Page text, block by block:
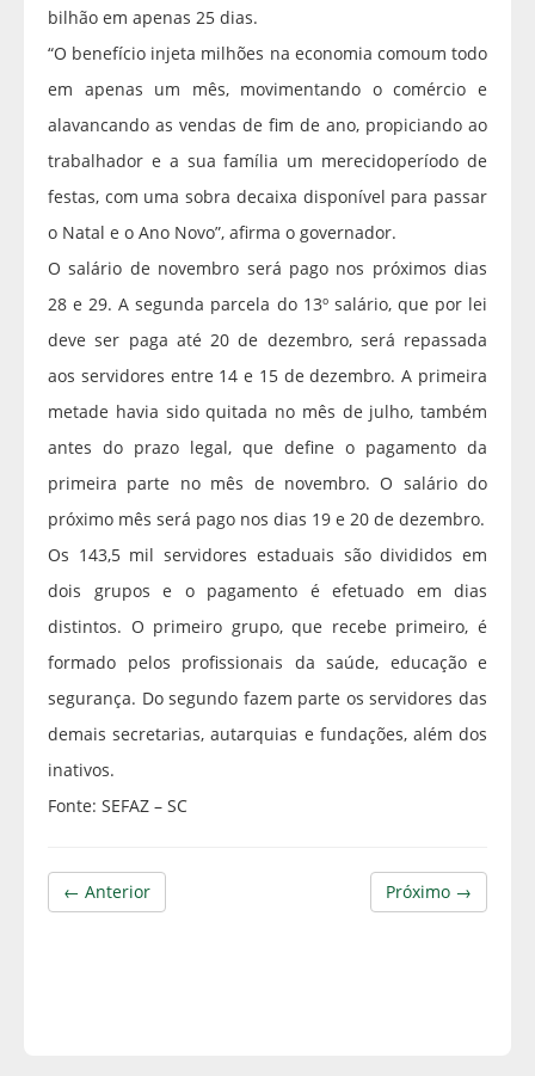
bilhão em apenas 25 dias.
“O benefício injeta milhões na economia comoum todo
em apenas um mês, movimentando o comércio e
alavancando as vendas de fim de ano, propiciando ao
trabalhador e a sua família um merecidoperíodo de
festas, com uma sobra decaixa disponível para passar
o Natal e o Ano Novo”, afirma o governador.
O salário de novembro será pago nos próximos dias
28 e 29. A segunda parcela do 13º salário, que por lei
deve ser paga até 20 de dezembro, será repassada
aos servidores entre 14 e 15 de dezembro. A primeira
metade havia sido quitada no mês de julho, também
antes do prazo legal, que define o pagamento da
primeira parte no mês de novembro. O salário do
próximo mês será pago nos dias 19 e 20 de dezembro.
Os 143,5 mil servidores estaduais são divididos em
dois grupos e o pagamento é efetuado em dias
distintos. O primeiro grupo, que recebe primeiro, é
formado pelos profissionais da saúde, educação e
segurança. Do segundo fazem parte os servidores das
demais secretarias, autarquias e fundações, além dos
inativos.
Fonte: SEFAZ – SC
Próximo →
← Anterior